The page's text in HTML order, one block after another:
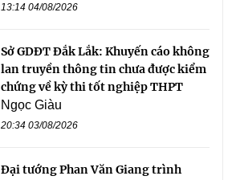
13:14 04/08/2026
Sở GDĐT Đắk Lắk: Khuyến cáo không
lan truyền thông tin chưa được kiểm
chứng về kỳ thi tốt nghiệp THPT
Ngọc Giàu
20:34 03/08/2026
Đại tướng Phan Văn Giang trình